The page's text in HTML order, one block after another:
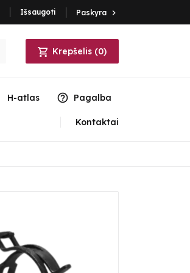
Išsaugoti Paskyra 
Krepšelis (0)
H-atlas Pagalba
Kontaktai